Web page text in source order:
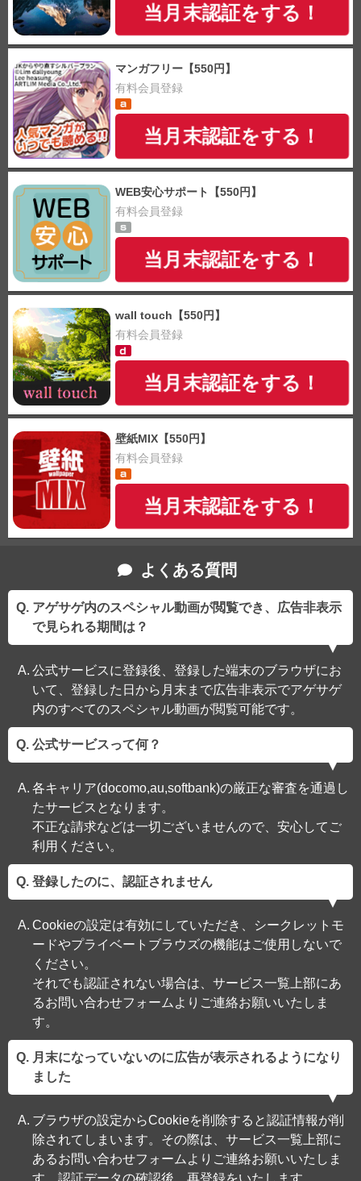
当月末認証をする！
マンガフリー【550円】
有料会員登録
当月末認証をする！
WEB安心サポート【550円】
有料会員登録
当月末認証をする！
wall touch【550円】
有料会員登録
当月末認証をする！
壁紙MIX【550円】
有料会員登録
当月末認証をする！
よくある質問
アゲサゲ内のスペシャル動画が閲覧でき、広告非表示
で見られる期間は？
公式サービスに登録後、登録した端末のブラウザにお
いて、登録した日から月末まで広告非表示でアゲサゲ
内のすべてのスペシャル動画が閲覧可能です。
公式サービスって何？
各キャリア(docomo,au,softbank)の厳正な審査を通過し
たサービスとなります。
不正な請求などは一切ございませんので、安心してご
利用ください。
登録したのに、認証されません
Cookieの設定は有効にしていただき、シークレットモ
ードやプライベートブラウズの機能はご使用しないで
ください。
それでも認証されない場合は、サービス一覧上部にあ
るお問い合わせフォームよりご連絡お願いいたしま
す。
月末になっていないのに広告が表示されるようになり
ました
ブラウザの設定からCookieを削除すると認証情報が削
除されてしまいます。その際は、サービス一覧上部に
あるお問い合わせフォームよりご連絡お願いいたしま